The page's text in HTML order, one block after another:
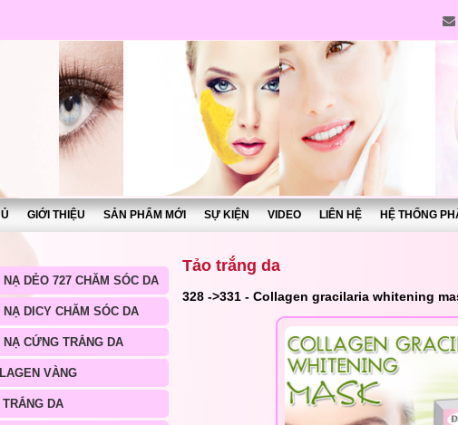
GIỚI THIỆU SẢN PHẨM MỚI SỰ KIỆN VIDEO LIÊN HỆ HỆ THỐNG
NẠ DẺO 727 CHĂM SÓC DA
NẠ DICY CHĂM SÓC DA
NẠ CỨNG TRẮNG DA
VÀNG
DA
Tảo trắng da
328 ->331 - Collagen gracilaria whitening